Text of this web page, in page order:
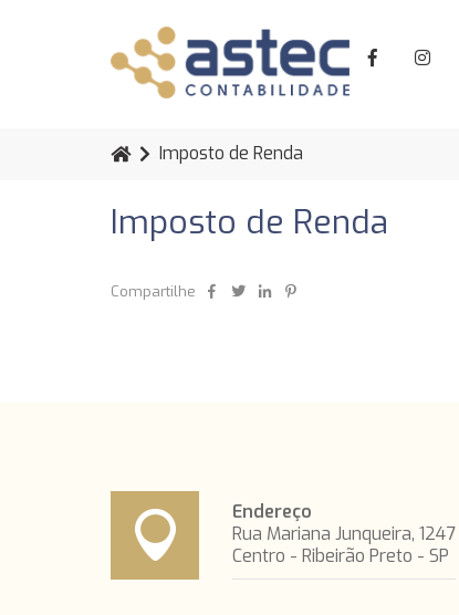
Imposto de Renda
Imposto de Renda
Compartilhe
Endereço
Rua Mariana Junqueira, 1247
Centro - Ribeirão Preto - SP